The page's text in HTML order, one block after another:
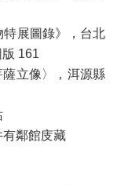
特展圖錄》，台北
161
立像〉，洱源縣
鄰館庋藏